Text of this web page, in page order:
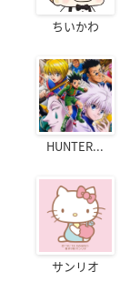
ちいかわ
HUNTER...
サンリオ